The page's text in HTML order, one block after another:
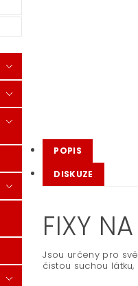
POPIS
DISKUZE
FIXY
Jsou určeny pro
čistou suchou